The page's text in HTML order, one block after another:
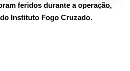
feridos durante a operação,
Instituto Fogo Cruzado.